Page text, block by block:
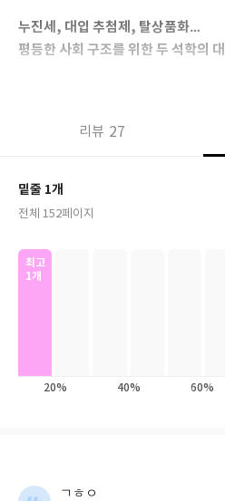
누진세, 대입 추첨제, 탈상품화…
평등한 사회 구조를 위한 두 석학의
식인이자 대중 사상가로 이 만남은
리에서 두 사람은 ‘평등과 불평등,
성찰하고, 불평등이 왜 문제인지, 우
게 생겨났는지, 이 격차를 줄이기 위
출간되었다. 바로 『기울어진 평등:
하는가』다.
사라진 노동의 존엄성 등 다양한 문제
제시한다. 〈커커스 리뷰〉는 “불평
치철학자가 만났다”며, “이들이 말하
리뷰 27
밑줄 1개
전체 152페이지
최고
1개
20% 40% 60%
ㄱㅎㅇ